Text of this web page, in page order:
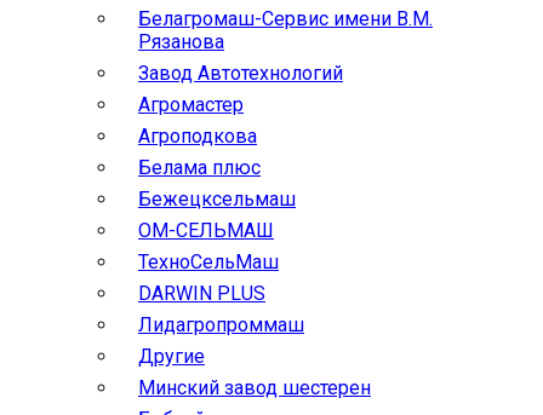
Белагромаш-Сервис имени В.М.
Рязанова
Завод Автотехнологий
Агромастер
Агроподкова
Белама плюс
Бежецксельмаш
ОМ-СЕЛЬМАШ
ТехноСельМаш
DARWIN PLUS
Лидагропроммаш
Другие
Минский завод шестерен